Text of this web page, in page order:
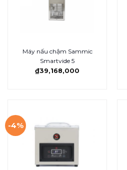
Máy nấu chậm Sammic
Smartvide 5
₫39,168,000
-4%